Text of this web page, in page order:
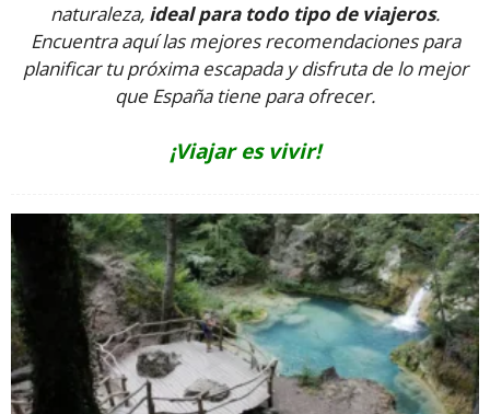
naturaleza, ideal para todo tipo de viajeros.
Encuentra aquí las mejores recomendaciones para
planificar tu próxima escapada y disfruta de lo mejor
que España tiene para ofrecer.
¡Viajar es vivir!